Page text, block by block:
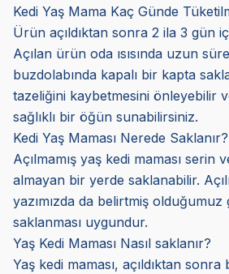
Kedi Yaş Mama Kaç Günde
Ürün açıldıktan sonra 2 ila 3 gün
Açılan ürün oda ısısında uzun
buzdolabında kapalı bir kapta
tazeliğini kaybetmesini önleyebilir
sağlıklı bir öğün sunabilirsiniz.
Kedi Yaş Maması Nerede Saklanır?
Açılmamış yaş kedi maması serin
almayan bir yerde saklanabilir.
yazımızda da belirtmiş olduğumuz
saklanması uygundur.
Yaş Kedi Maması Nasıl saklanır?
Yaş kedi maması, açıldıktan sonra